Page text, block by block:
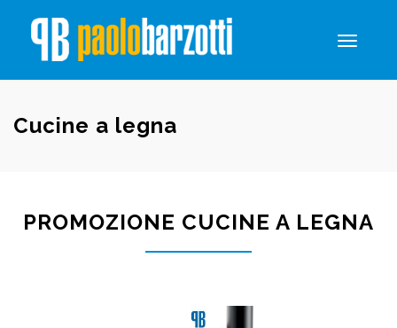
Toggle
Cucine a legna
PROMOZIONE CUCINE A LEGNA